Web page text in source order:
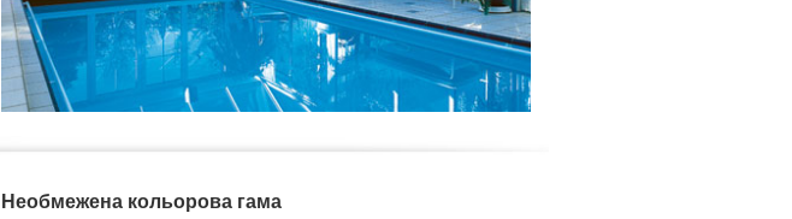
Необмежена кольорова гама